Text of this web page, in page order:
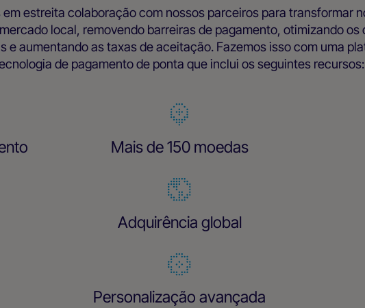
em estreita colaboração com nossos parceiros para transformar
local, removendo barreiras de pagamento, otimizando os
e aumentando as taxas de aceitação. Fazemos isso com uma
de pagamento de ponta que inclui os seguintes recursos:
Mais de 150 moedas
Adquirência global
Personalização avançada